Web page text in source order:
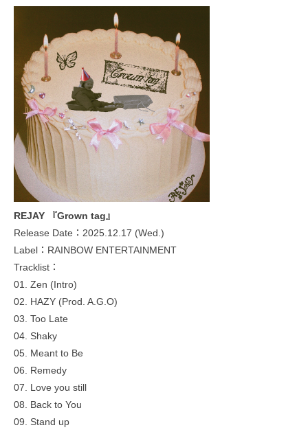
REJAY 『Grown tag』
Release Date：2025.12.17 (Wed.)
Label：RAINBOW ENTERTAINMENT
Tracklist：
01. Zen (Intro)
02. HAZY (Prod. A.G.O)
03. Too Late
04. Shaky
05. Meant to Be
06. Remedy
07. Love you still
08. Back to You
09. Stand up